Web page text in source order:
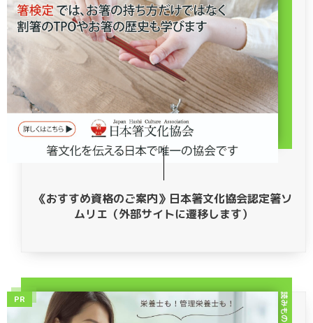
《おすすめ資格のご案内》日本箸文化協会認定箸ソ
ムリエ（外部サイトに遷移します）
読みもの
PR